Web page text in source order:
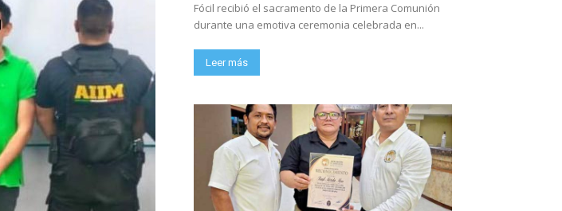
Fócil recibió el sacramento de la Primera Comunión
durante una emotiva ceremonia celebrada en...
Leer más